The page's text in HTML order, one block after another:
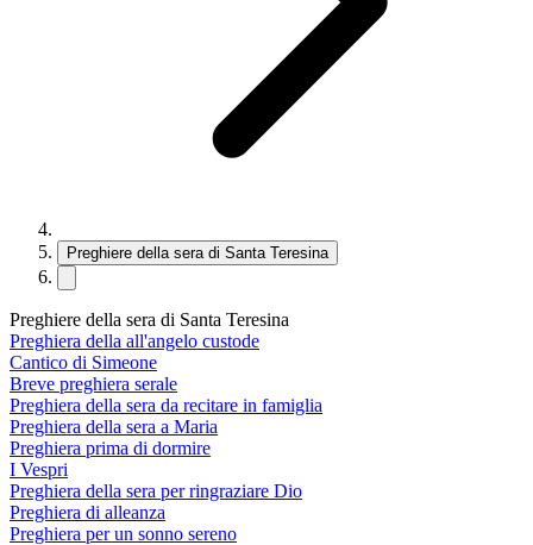
Preghiere della sera di Santa Teresina
Preghiere della sera di Santa Teresina
Preghiera della all'angelo custode
Cantico di Simeone
Breve preghiera serale
Preghiera della sera da recitare in famiglia
Preghiera della sera a Maria
Preghiera prima di dormire
I Vespri
Preghiera della sera per ringraziare Dio
Preghiera di alleanza
Preghiera per un sonno sereno